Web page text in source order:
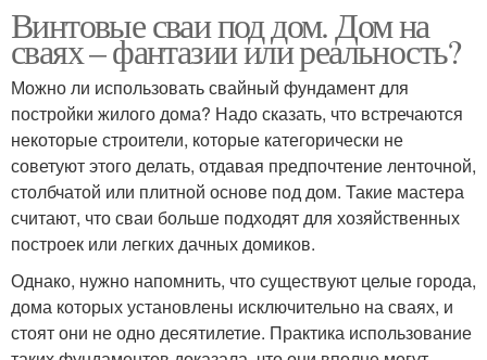
Винтовые сваи под дом. Дом на
сваях – фантазии или реальность?
Можно ли использовать свайный фундамент для
постройки жилого дома? Надо сказать, что встречаются
некоторые строители, которые категорически не
советуют этого делать, отдавая предпочтение ленточной,
столбчатой или плитной основе под дом. Такие мастера
считают, что сваи больше подходят для хозяйственных
построек или легких дачных домиков.
Однако, нужно напомнить, что существуют целые города,
дома которых установлены исключительно на сваях, и
стоят они не одно десятилетие. Практика использование